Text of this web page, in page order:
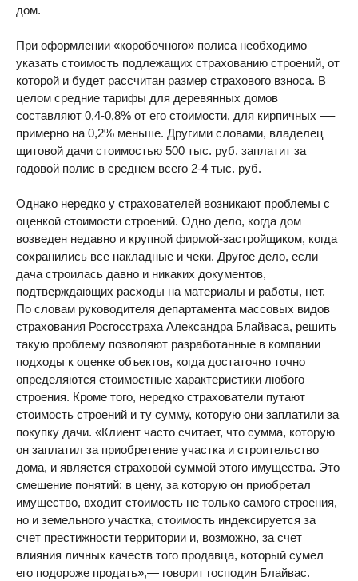
дом.
При оформлении «коробочного» полиса необходимо
указать стоимость подлежащих страхованию строений, от
которой и будет рассчитан размер страхового взноса. В
целом средние тарифы для деревянных домов
составляют 0,4-0,8% от его стоимости, для кирпичных —-
примерно на 0,2% меньше. Другими словами, владелец
щитовой дачи стоимостью 500 тыс. руб. заплатит за
годовой полис в среднем всего 2-4 тыс. руб.
Однако нередко у страхователей возникают проблемы с
оценкой стоимости строений. Одно дело, когда дом
возведен недавно и крупной фирмой-застройщиком, когда
сохранились все накладные и чеки. Другое дело, если
дача строилась давно и никаких документов,
подтверждающих расходы на материалы и работы, нет.
По словам руководителя департамента массовых видов
страхования Росгосстраха Александра Блайваса, решить
такую проблему позволяют разработанные в компании
подходы к оценке объектов, когда достаточно точно
определяются стоимостные характеристики любого
строения. Кроме того, нередко страхователи путают
стоимость строений и ту сумму, которую они заплатили за
покупку дачи. «Клиент часто считает, что сумма, которую
он заплатил за приобретение участка и строительство
дома, и является страховой суммой этого имущества. Это
смешение понятий: в цену, за которую он приобретал
имущество, входит стоимость не только самого строения,
но и земельного участка, стоимость индексируется за
счет престижности территории и, возможно, за счет
влияния личных качеств того продавца, который сумел
его подороже продать»,— говорит господин Блайвас.